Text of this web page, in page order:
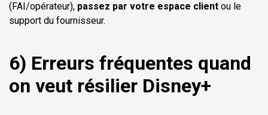
(FAI/opérateur), passez par votre espace client ou le
support du fournisseur.
6) Erreurs fréquentes quand
on veut résilier Disney+